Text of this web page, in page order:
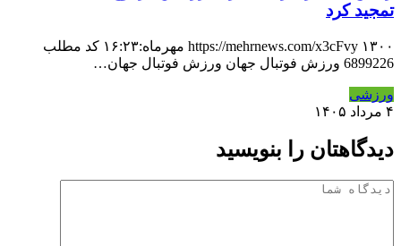
تمجید کرد
https://mehrnews.com/x3cFvy ۱۳۰۰ مهرماه:۱۶:۲۳ کد مطلب
6899226 ورزش فوتبال جهان ورزش فوتبال جهان…
ورزشی
۴ مرداد ۱۴۰۵
دیدگاهتان را بنویسید